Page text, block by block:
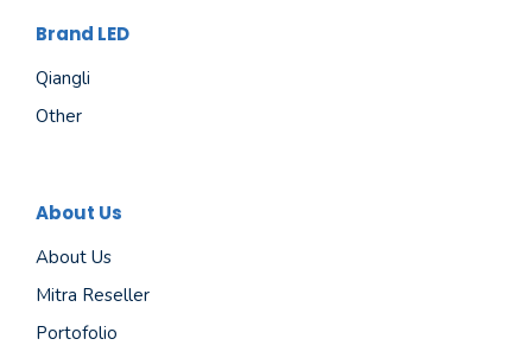
Brand LED
Qiangli
Other
About Us
About Us
Mitra Reseller
Portofolio